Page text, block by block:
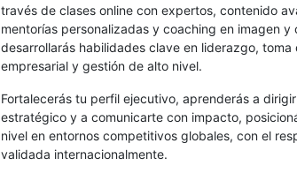
través de clases online con expertos, contenido
mentorías personalizadas y coaching en imagen y
desarrollarás habilidades clave en liderazgo, toma
empresarial y gestión de alto nivel.
Fortalecerás tu perfil ejecutivo, aprenderás a
estratégico y a comunicarte con impacto,
nivel en entornos competitivos globales, con el
validada internacionalmente.